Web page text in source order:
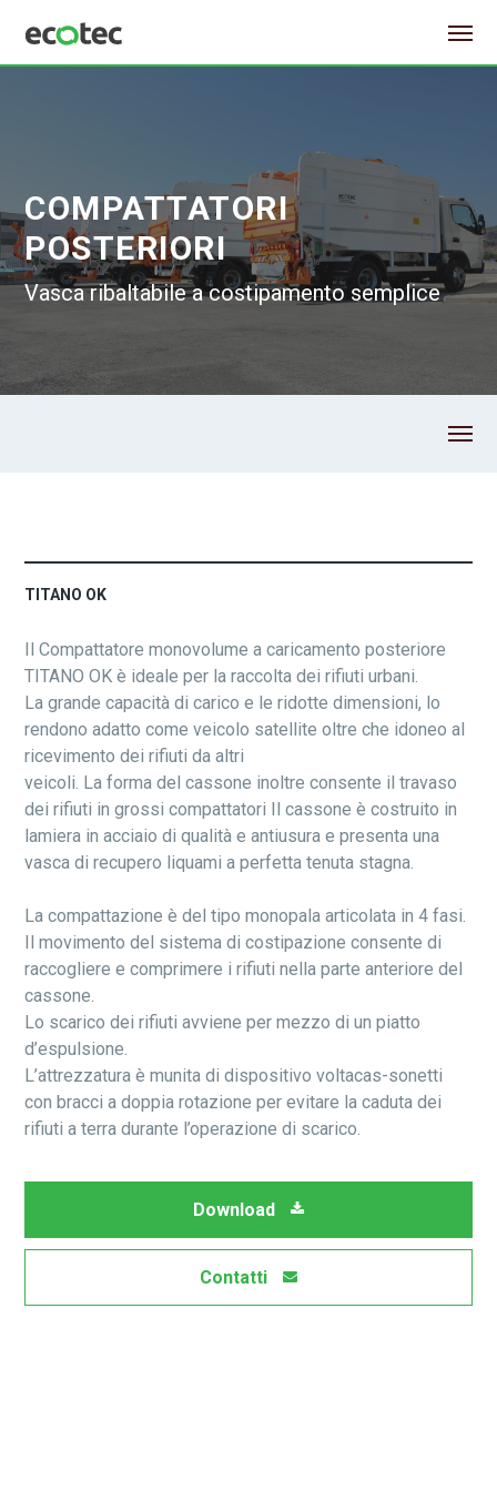
COMPATTATORI
POSTERIORI
Vasca ribaltabile a costipamento semplice
TITANO OK
Il Compattatore monovolume a caricamento posteriore
TITANO OK è ideale per la raccolta dei rifiuti urbani.
La grande capacità di carico e le ridotte dimensioni, lo
rendono adatto come veicolo satellite oltre che idoneo al
ricevimento dei rifiuti da altri
veicoli. La forma del cassone inoltre consente il travaso
dei rifiuti in grossi compattatori Il cassone è costruito in
lamiera in acciaio di qualità e antiusura e presenta una
vasca di recupero liquami a perfetta tenuta stagna.
La compattazione è del tipo monopala articolata in 4 fasi.
Il movimento del sistema di costipazione consente di
raccogliere e comprimere i rifiuti nella parte anteriore del
cassone.
Lo scarico dei rifiuti avviene per mezzo di un piatto
d’espulsione.
L’attrezzatura è munita di dispositivo voltacas-sonetti
con bracci a doppia rotazione per evitare la caduta dei
rifiuti a terra durante l’operazione di scarico.
Download
Contatti